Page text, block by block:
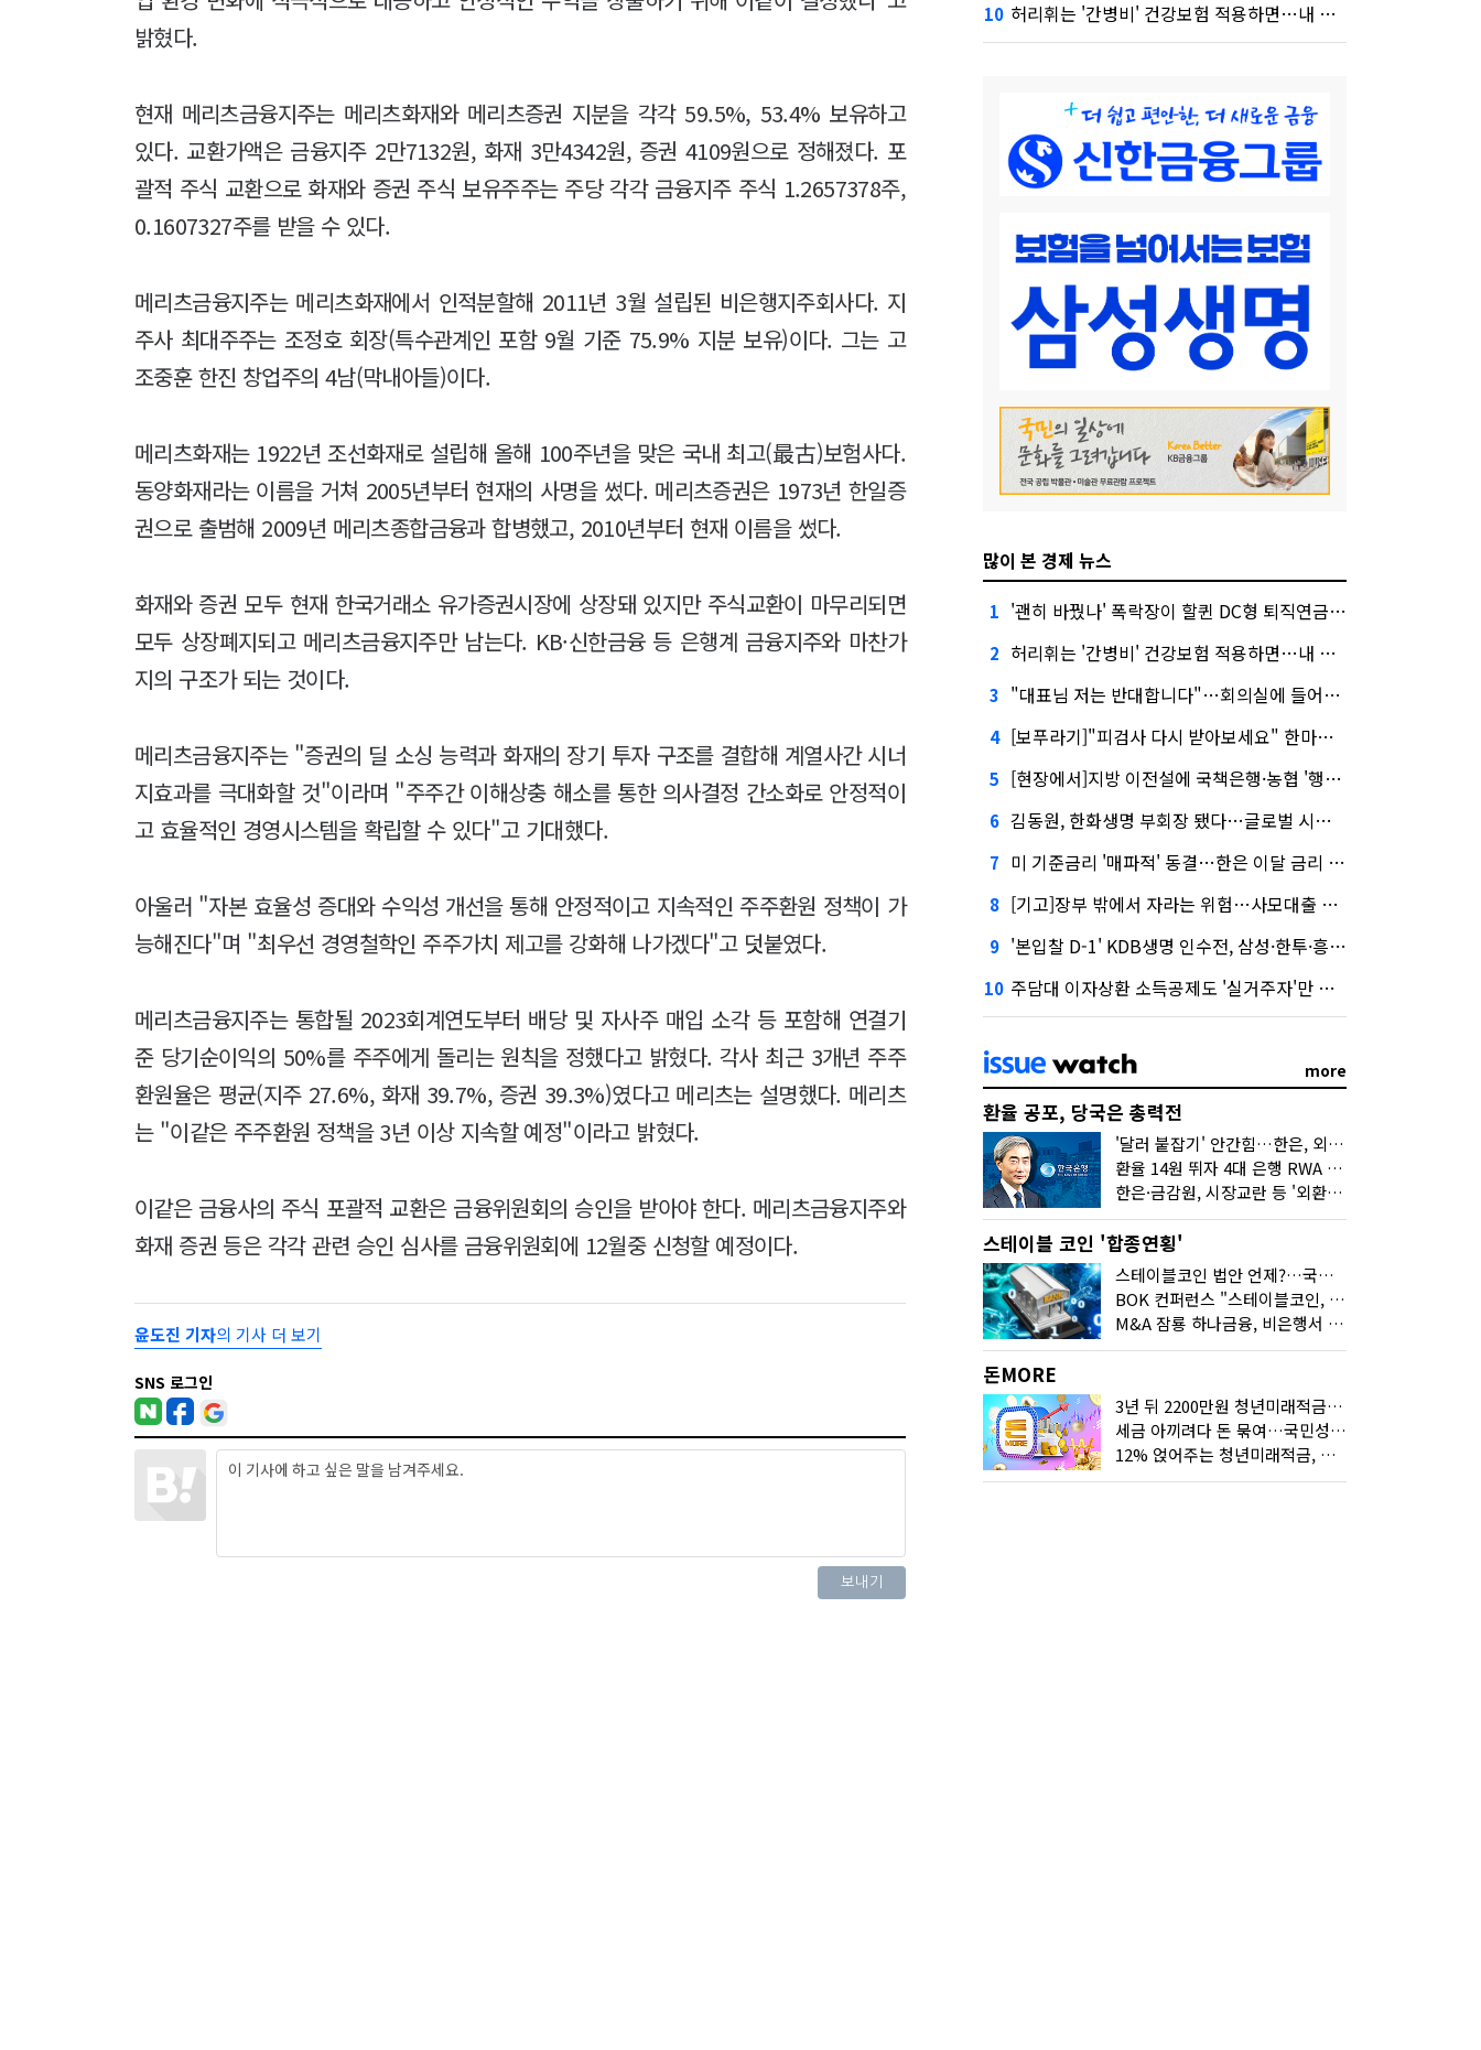
밝혔다.
현재 메리츠금융지주는 메리츠화재와 메리츠증권 지분을 각각 59.5%, 53.4% 보유하고
있다. 교환가액은 금융지주 2만7132원, 화재 3만4342원, 증권 4109원으로 정해졌다. 포
괄적 주식 교환으로 화재와 증권 주식 보유주주는 주당 각각 금융지주 주식 1.2657378주,
0.1607327주를 받을 수 있다.
메리츠금융지주는 메리츠화재에서 인적분할해 2011년 3월 설립된 비은행지주회사다. 지
주사 최대주주는 조정호 회장(특수관계인 포함 9월 기준 75.9% 지분 보유)이다. 그는 고
조중훈 한진 창업주의 4남(막내아들)이다.
메리츠화재는 1922년 조선화재로 설립해 올해 100주년을 맞은 국내 최고(最古)보험사다.
동양화재라는 이름을 거쳐 2005년부터 현재의 사명을 썼다. 메리츠증권은 1973년 한일증
권으로 출범해 2009년 메리츠종합금융과 합병했고, 2010년부터 현재 이름을 썼다.
화재와 증권 모두 현재 한국거래소 유가증권시장에 상장돼 있지만 주식교환이 마무리되면
모두 상장폐지되고 메리츠금융지주만 남는다. KB·신한금융 등 은행계 금융지주와 마찬가
지의 구조가 되는 것이다.
메리츠금융지주는 "증권의 딜 소싱 능력과 화재의 장기 투자 구조를 결합해 계열사간 시너
지효과를 극대화할 것"이라며 "주주간 이해상충 해소를 통한 의사결정 간소화로 안정적이
고 효율적인 경영시스템을 확립할 수 있다"고 기대했다.
아울러 "자본 효율성 증대와 수익성 개선을 통해 안정적이고 지속적인 주주환원 정책이 가
능해진다"며 "최우선 경영철학인 주주가치 제고를 강화해 나가겠다"고 덧붙였다.
메리츠금융지주는 통합될 2023회계연도부터 배당 및 자사주 매입 소각 등 포함해 연결기
준 당기순이익의 50%를 주주에게 돌리는 원칙을 정했다고 밝혔다. 각사 최근 3개년 주주
환원율은 평균(지주 27.6%, 화재 39.7%, 증권 39.3%)였다고 메리츠는 설명했다. 메리츠
는 "이같은 주주환원 정책을 3년 이상 지속할 예정"이라고 밝혔다.
이같은 금융사의 주식 포괄적 교환은 금융위원회의 승인을 받아야 한다. 메리츠금융지주와
화재 증권 등은 각각 관련 승인 심사를 금융위원회에 12월중 신청할 예정이다.
윤도진 기자의 기사 더 보기
SNS 로그인
10 허리휘는 '간병비' 건강보험 적용하면…내 간병보험은?
많이 본 경제 뉴스
1 '괜히 바꿨나' 폭락장이 할퀸 DC형 퇴직연금…전문가 조언은
2 허리휘는 '간병비' 건강보험 적용하면…내 간병보험은?
3 "대표님 저는 반대합니다"…회의실에 들어온 신한금융 AI
4 [보푸라기]"피검사 다시 받아보세요" 한마디에 보험금 못 받을 뻔?
5 [현장에서]지방 이전설에 국책은행·농협 '행동파'…금감원 '신중모드'
6 김동원, 한화생명 부회장 됐다…글로벌 시너지 기대감
7 미 기준금리 '매파적' 동결…한은 이달 금리 향방은?
8 [기고]장부 밖에서 자라는 위험…사모대출 시장과 AI
9 '본입찰 D-1' KDB생명 인수전, 삼성·한투·흥국 셈법은?
10 주담대 이자상환 소득공제도 '실거주자'만 가능
more
환율 공포, 당국은 총력전
'달러 붙잡기' 안간힘…한은, 외화 초과지준에 이자 6개월 더
환율 14원 뛰자 4대 은행 RWA 6조 '눈덩이'…2배 뛴 2분기는?
한은·금감원, 시장교란 등 '외환공동검사'…환율 급등 전방위 대응
스테이블 코인 '합종연횡'
스테이블코인 법안 언제?…국회에 쏠린 시선
BOK 컨퍼런스 "스테이블코인, 결제 넘어 보험 대출 등 금융 연결 도구"
M&A 잠룡 하나금융, 비은행서 '두나무'로 눈돌린 이유는
돈MORE
3년 뒤 2200만원 청년미래적금, 최고 금리 받으려면?
세금 아끼려다 돈 묶여…국민성장펀드 누가 가입하면 좋을까
12% 얹어주는 청년미래적금, 갈아타기 거절 될수 있어요